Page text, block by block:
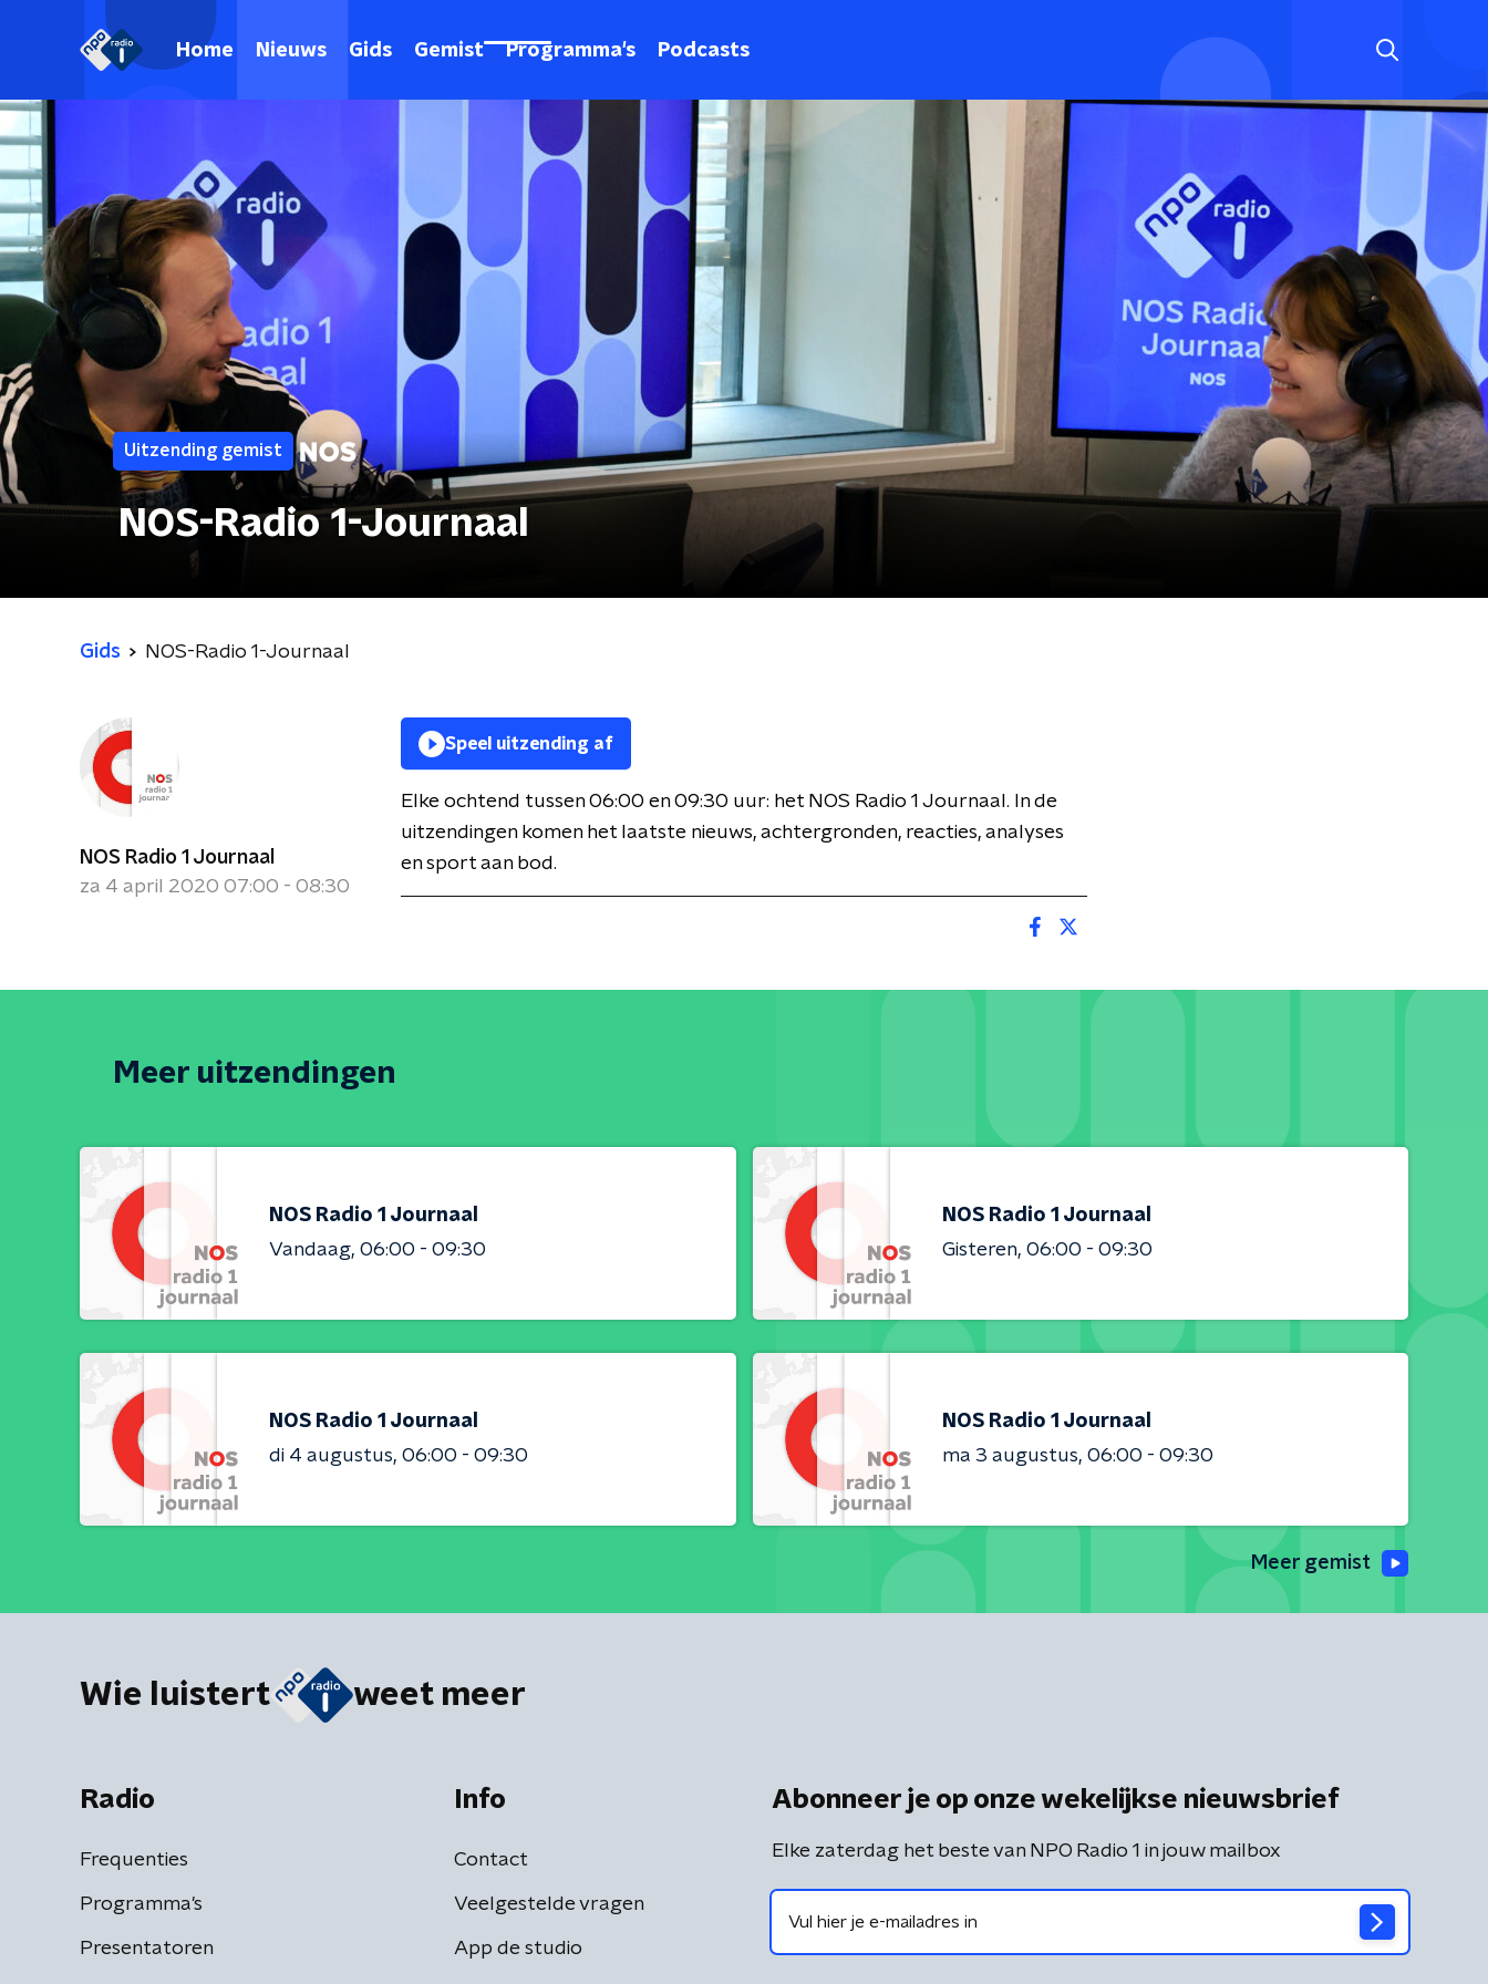
Home Nieuws Gids Gemist Programma's Podcasts
Uitzending gemist
NOS-Radio 1-Journaal
Gids NOS-Radio 1-Journaal
NOS Radio 1 Journaal
za 4 april 2020 07:00 - 08:30
Speel uitzending af
Elke ochtend tussen 06:00 en 09:30 uur: het NOS Radio 1 Journaal. In de
uitzendingen komen het laatste nieuws, achtergronden, reacties, analyses
en sport aan bod.
Meer uitzendingen
NOS Radio 1 Journaal
Vandaag 06:00 - 09:30
NOS Radio 1 Journaal
Gisteren 06:00 - 09:30
NOS Radio 1 Journaal
di 4 augustus 06:00 - 09:30
NOS Radio 1 Journaal
ma 3 augustus 06:00 - 09:30
Meer gemist
Wie luistert weet meer
Radio
Frequenties
Programma's
Presentatoren
Info
Contact
Veelgestelde vragen
App de studio
Abonneer je op onze wekelijkse nieuwsbrief
Elke zaterdag het beste van NPO Radio 1 in jouw mailbox